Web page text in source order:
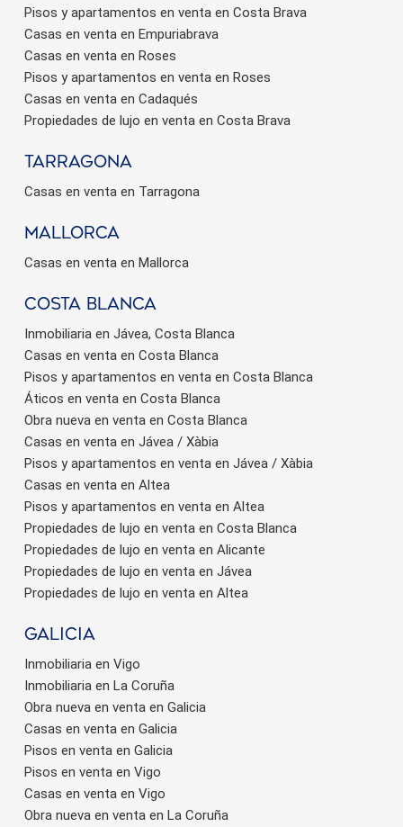
Pisos y apartamentos en venta en Costa Brava
Casas en venta en Empuriabrava
Casas en venta en Roses
Pisos y apartamentos en venta en Roses
Casas en venta en Cadaqués
Propiedades de lujo en venta en Costa Brava
Tarragona
Casas en venta en Tarragona
Mallorca
Casas en venta en Mallorca
Costa Blanca
Inmobiliaria en Jávea, Costa Blanca
Casas en venta en Costa Blanca
Pisos y apartamentos en venta en Costa Blanca
Áticos en venta en Costa Blanca
Obra nueva en venta en Costa Blanca
Casas en venta en Jávea / Xàbia
Pisos y apartamentos en venta en Jávea / Xàbia
Casas en venta en Altea
Pisos y apartamentos en venta en Altea
Propiedades de lujo en venta en Costa Blanca
Propiedades de lujo en venta en Alicante
Propiedades de lujo en venta en Jávea
Propiedades de lujo en venta en Altea
Galicia
Inmobiliaria en Vigo
Inmobiliaria en La Coruña
Obra nueva en venta en Galicia
Casas en venta en Galicia
Pisos en venta en Galicia
Pisos en venta en Vigo
Casas en venta en Vigo
Obra nueva en venta en La Coruña